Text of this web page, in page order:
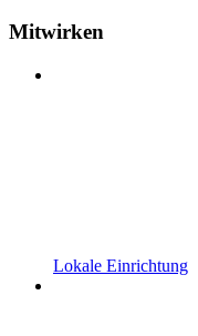
Mitwirken
Lokale Einrichtung